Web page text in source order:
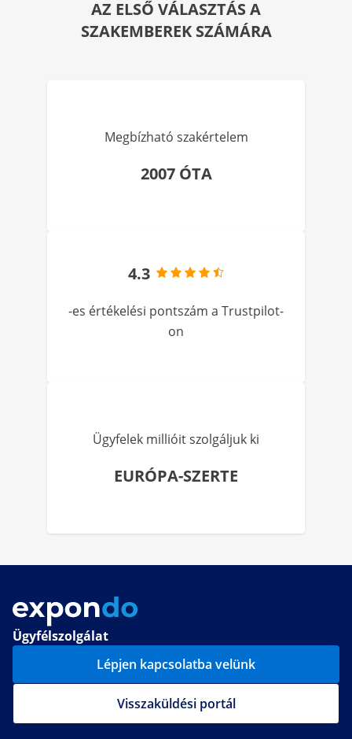
AZ ELSŐ VÁLASZTÁS A
SZAKEMBEREK SZÁMÁRA
Megbízható szakértelem
2007 ÓTA
4.3
-es értékelési pontszám a Trustpilot-
on
Ügyfelek millióit szolgáljuk ki
EURÓPA-SZERTE
Ügyfélszolgálat
Lépjen kapcsolatba velünk
Visszaküldési portál